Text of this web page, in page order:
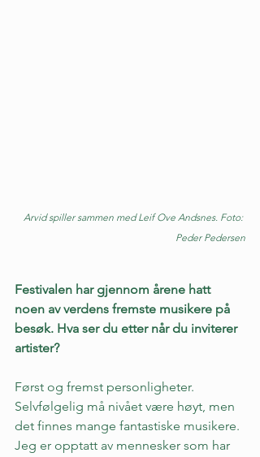
Arvid spiller sammen med Leif Ove Andsnes. Foto:
Peder Pedersen
Festivalen har gjennom årene hatt
noen av verdens fremste musikere på
besøk. Hva ser du etter når du inviterer
artister?
Først og fremst personligheter.
Selvfølgelig må nivået være høyt, men
det finnes mange fantastiske musikere.
Jeg er opptatt av mennesker som har